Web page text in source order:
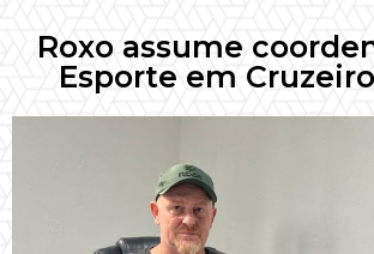
Roxo assume
Esporte em